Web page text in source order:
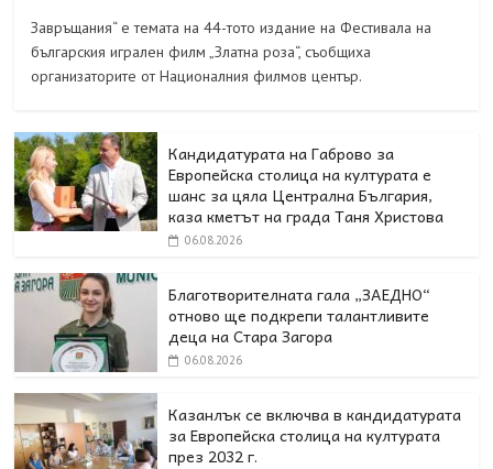
Завръщания“ е темата на 44-тото издание на Фестивала на
българския игрален филм „Златна роза“, съобщиха
организаторите от Националния филмов център.
Кандидатурата на Габрово за
Европейска столица на културата е
шанс за цяла Централна България,
каза кметът на града Таня Христова
06.08.2026
Благотворителната гала „ЗАЕДНО“
отново ще подкрепи талантливите
деца на Стара Загора
06.08.2026
Казанлък се включва в кандидатурата
за Европейска столица на културата
през 2032 г.